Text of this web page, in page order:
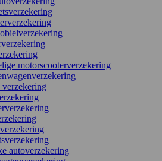
motorscooterverzekering
autoverzekering